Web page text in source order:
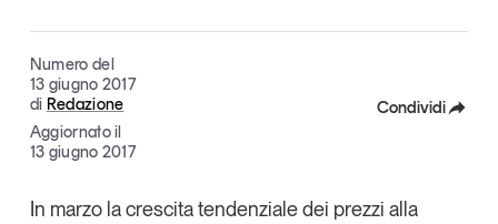
Magazine
Articoli
Opinioni
Il Numero
Tutti gli studi e le ricerche
Numero del
13 giugno 2017
di Redazione
Aggiornato il
13 giugno 2017
Condividi
In marzo la crescita tendenziale dei prezzi alla